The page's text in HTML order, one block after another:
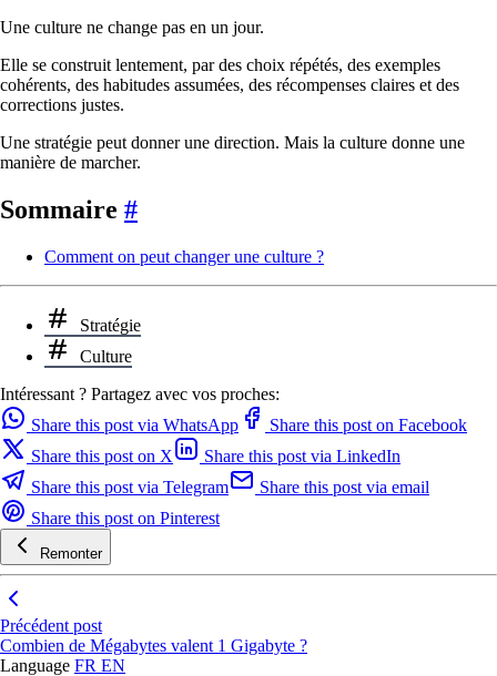
Une culture ne change pas en un jour.
Elle se construit lentement, par des choix répétés, des exemples
cohérents, des habitudes assumées, des récompenses claires et des
corrections justes.
Une stratégie peut donner une direction. Mais la culture donne une
manière de marcher.
Sommaire #
Comment on peut changer une culture ?
Stratégie
Culture
Intéressant ? Partagez avec vos proches:
Share this post via WhatsApp
Share this post on Facebook
Share this post on X
Share this post via LinkedIn
Share this post via Telegram
Share this post via email
Share this post on Pinterest
Remonter
Précédent post
Combien de Mégabytes valent 1 Gigabyte ?
Language FR EN